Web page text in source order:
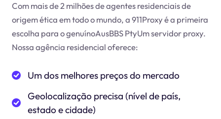
Com mais de 2 milhões de agentes residenciais de
origem ética em todo o mundo, a 911Proxy é a primeira
escolha para o genuínoAusBBS PtyUm servidor proxy.
Nossa agência residencial oferece:
Um dos melhores preços do mercado
Geolocalização precisa (nível de país,
estado e cidade)